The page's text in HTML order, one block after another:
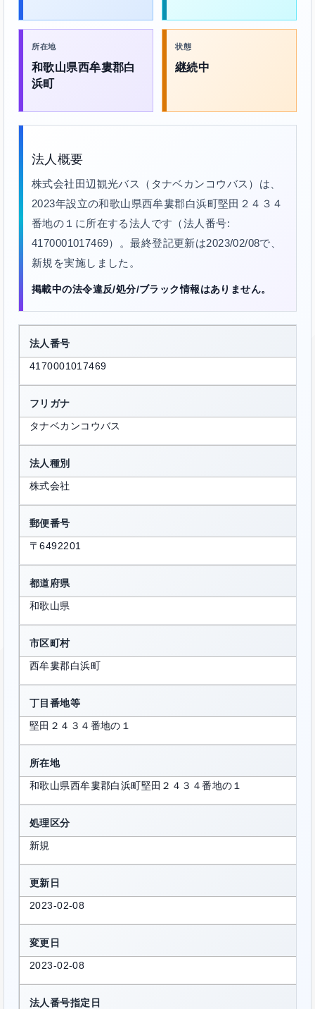
所在地
和歌山県西牟婁郡白
浜町
状態
継続中
法人概要
株式会社田辺観光バス（タナベカンコウバス）は、
2023年設立の和歌山県西牟婁郡白浜町堅田２４３４
番地の１に所在する法人です（法人番号:
4170001017469）。最終登記更新は2023/02/08で、
新規を実施しました。
掲載中の法令違反/処分/ブラック情報はありません。
法人番号
4170001017469
フリガナ
タナベカンコウバス
法人種別
株式会社
郵便番号
〒6492201
都道府県
和歌山県
市区町村
西牟婁郡白浜町
丁目番地等
堅田２４３４番地の１
所在地
和歌山県西牟婁郡白浜町堅田２４３４番地の１
処理区分
新規
更新日
2023-02-08
変更日
2023-02-08
法人番号指定日